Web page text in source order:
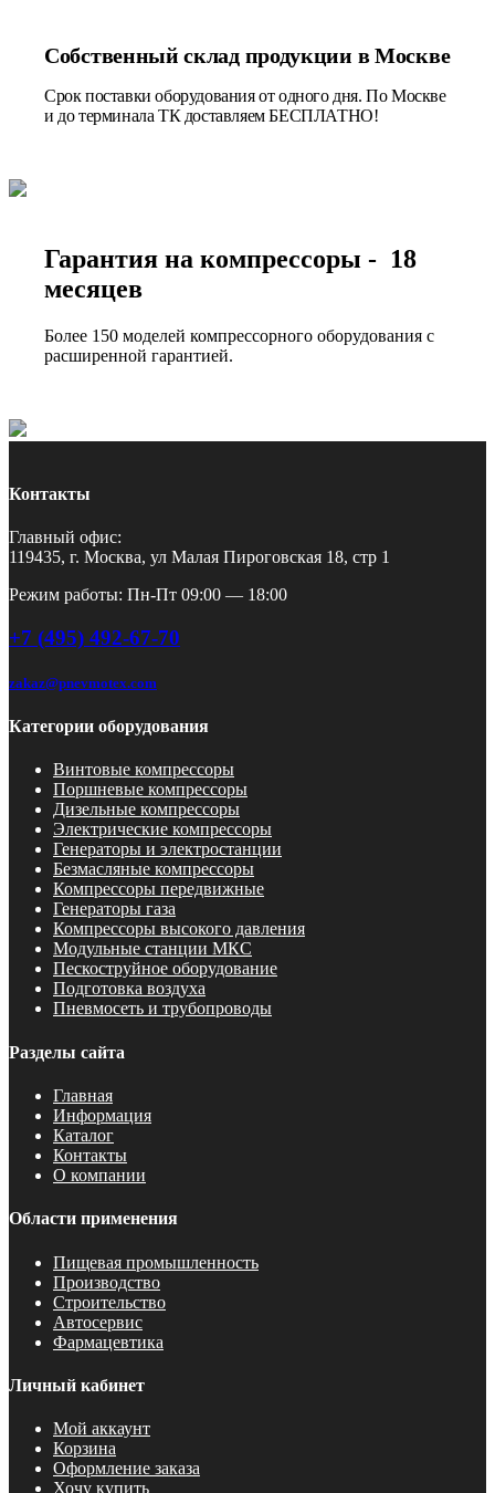
Собственный склад продукции в Москве
Срок поставки оборудования от одного дня. По Москве
и до терминала ТК доставляем БЕСПЛАТНО!
Гарантия на компрессоры - 18
месяцев
Более 150 моделей компрессорного оборудования с
расширенной гарантией.
Контакты
Главный офис:
119435, г. Москва, ул Малая Пироговская 18, стр 1
Режим работы: Пн-Пт 09:00 — 18:00
+7 (495) 492-67-70
zakaz@pnevmotex.com
Категории оборудования
Винтовые компрессоры
Поршневые компрессоры
Дизельные компрессоры
Электрические компрессоры
Генераторы и электростанции
Безмасляные компрессоры
Компрессоры передвижные
Генераторы газа
Компрессоры высокого давления
Модульные станции МКС
Пескоструйное оборудование
Подготовка воздуха
Пневмосеть и трубопроводы
Разделы сайта
Главная
Информация
Каталог
Контакты
О компании
Области применения
Пищевая промышленность
Производство
Строительство
Автосервис
Фармацевтика
Личный кабинет
Мой аккаунт
Корзина
Оформление заказа
Хочу купить